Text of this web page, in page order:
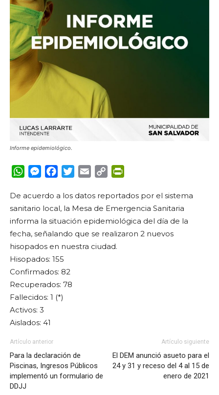
Informe epidemiológico.
WhatsApp
Messenger
FacebookTwitterEmail Copy
De acuerdo a los datos reportados por el sistema
sanitario local, la Mesa de Emergencia Sanitaria
informa la situación epidemiológica del día de la
fecha, señalando que se realizaron 2 nuevos
hisopados en nuestra ciudad.
Hisopados: 155
Confirmados: 82
Recuperados: 78
Fallecidos: 1 (*)
Activos: 3
Aislados: 41
Artículo anterior
Para la declaración de
Piscinas, Ingresos Públicos
implementó un formulario de
DDJJ
Artículo siguiente
El DEM anunció asueto para el
24 y 31 y receso del 4 al 15 de
enero de 2021